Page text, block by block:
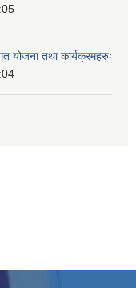
तथा कार्यक्रमहरुः